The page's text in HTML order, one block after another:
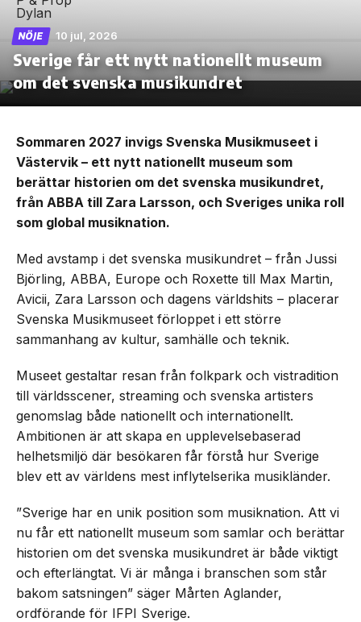
NÖJE 10 jul, 2026
Sverige får ett nytt nationellt museum
om det svenska musikundret
Sommaren 2027 invigs Svenska Musikmuseet i
Västervik – ett nytt nationellt museum som
berättar historien om det svenska musikundret,
från ABBA till Zara Larsson, och Sveriges unika roll
som global musiknation.
Med avstamp i det svenska musikundret – från Jussi
Björling, ABBA, Europe och Roxette till Max Martin,
Avicii, Zara Larsson och dagens världshits – placerar
Svenska Musikmuseet förloppet i ett större
sammanhang av kultur, samhälle och teknik.
Museet gestaltar resan från folkpark och vistradition
till världsscener, streaming och svenska artisters
genomslag både nationellt och internationellt.
Ambitionen är att skapa en upplevelsebaserad
helhetsmiljö där besökaren får förstå hur Sverige
blev ett av världens mest inflytelserika musikländer.
”Sverige har en unik position som musiknation. Att vi
nu får ett nationellt museum som samlar och berättar
historien om det svenska musikundret är både viktigt
och efterlängtat. Vi är många i branschen som står
bakom satsningen” säger Mårten Aglander,
ordförande för IFPI Sverige.